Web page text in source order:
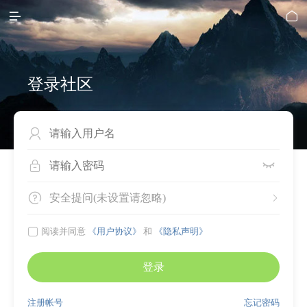
 
登录社区

 
 
安全提问(未设置请忽略)
 阅读并同意 《用户协议》 和 《隐私声明》
登录
忘记密码
注册帐号